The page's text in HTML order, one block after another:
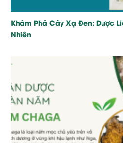
Khám Phá Cây Xạ Đen: Dược
Nhiên